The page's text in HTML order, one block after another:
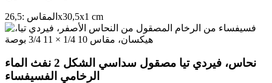
المقاس :26,5 x30,5x1 cm
نحاس، فيردي تيا مصقول سداسي الشكل 2 نفث الماء
الرخامي الفسيفساء